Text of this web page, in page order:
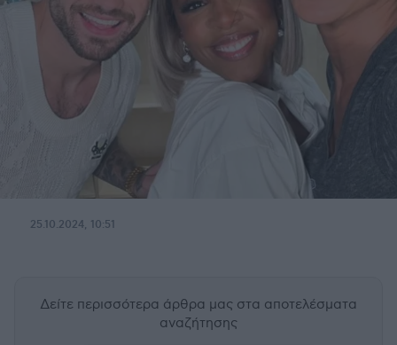
25.10.2024, 10:51
Δείτε περισσότερα άρθρα μας στα αποτελέσματα
αναζήτησης